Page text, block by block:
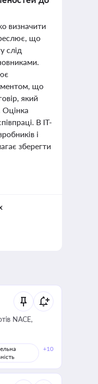
визначити
що
слід
що
який
Оцінка
В ІТ-
і
зберегти
NACE,
+10